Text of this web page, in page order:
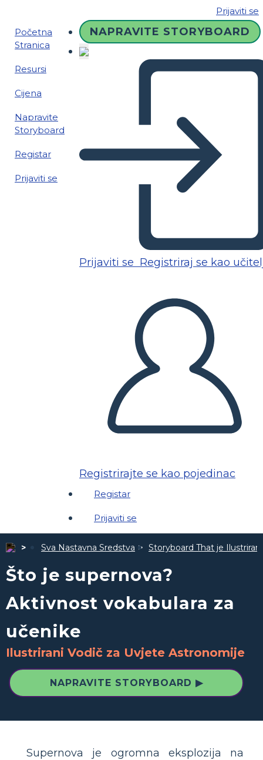
Prijaviti se
Početna
Stranica
Resursi
Cijena
Napravite
Storyboard
Registar
Prijaviti se
NAPRAVITE STORYBOARD
Prijaviti se Registriraj se kao
Registrirajte se kao pojedinac
Registar
Prijaviti se
Sva Nastavna Sredstva Storyboard That je
Što je supernova?
Aktivnost vokabulara za
učenike
Ilustrirani Vodič za Uvjete Astronomije
NAPRAVITE STORYBOARD ▶
Supernova je ogromna eksplozija na